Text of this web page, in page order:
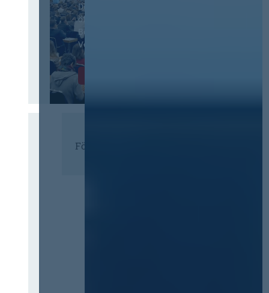
Der Jahreskongress für
öffentliches
Beschaffungswesen und
Vergaberecht
Förderer